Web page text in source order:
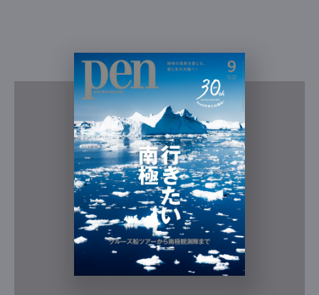
Pen Meet
Pen international Pen tw